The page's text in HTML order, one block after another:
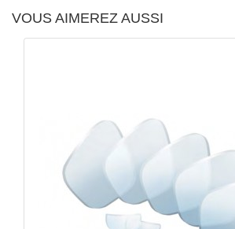
VOUS AIMEREZ AUSSI
APERÇU RAPIDE